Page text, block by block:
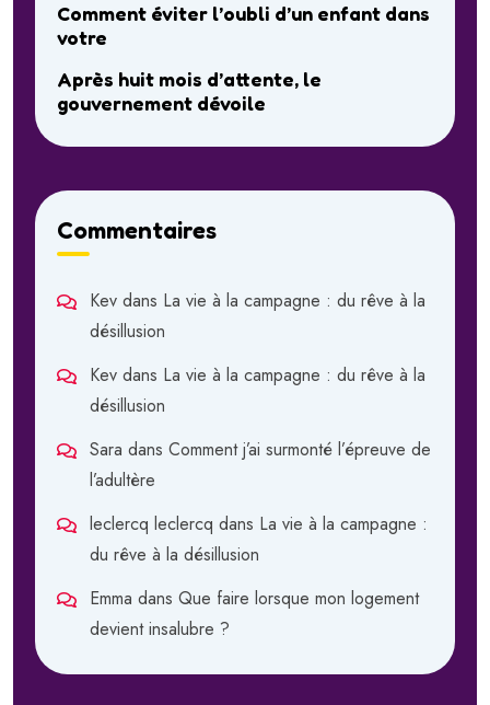
Comment éviter l’oubli d’un enfant dans
votre
Après huit mois d’attente, le
gouvernement dévoile
Commentaires
Kev dans La vie à la campagne : du rêve à la
désillusion
Kev dans La vie à la campagne : du rêve à la
désillusion
Sara dans Comment j’ai surmonté l’épreuve de
l’adultère
leclercq leclercq dans La vie à la campagne :
du rêve à la désillusion
Emma dans Que faire lorsque mon logement
devient insalubre ?